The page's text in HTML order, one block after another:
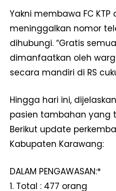
Yakni membawa FC KTP
meninggalkan nomor
dihubungi. “Gratis
dimanfaatkan oleh
secara mandiri di RS
Hingga hari ini,
pasien tambahan yang
Berikut update
Kabupaten Karawang:
DALAM PENGAWASAN:*
1. Total : 477 orang